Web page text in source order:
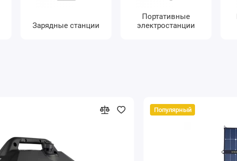
Зарядные станции
Портативные
электростанции
Популярный